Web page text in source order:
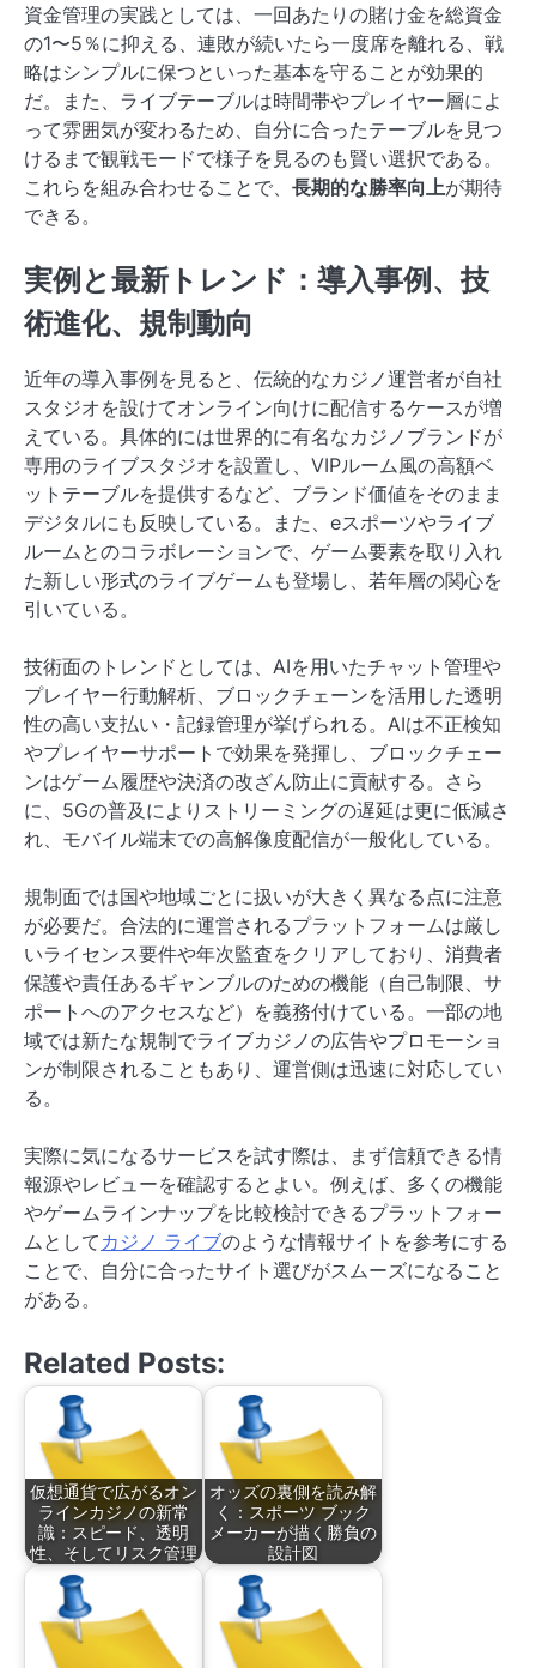
資金管理の実践としては、一回あたりの賭け金を総資金
の1〜5％に抑える、連敗が続いたら一度席を離れる、戦
略はシンプルに保つといった基本を守ることが効果的
だ。また、ライブテーブルは時間帯やプレイヤー層によ
って雰囲気が変わるため、自分に合ったテーブルを見つ
けるまで観戦モードで様子を見るのも賢い選択である。
これらを組み合わせることで、 長期的な勝率向上が期待
できる。
実例と最新トレンド：導入事例、技
術進化、規制動向
近年の導入事例を見ると、伝統的なカジノ運営者が自社
スタジオを設けてオンライン向けに配信するケースが増
えている。具体的には世界的に有名なカジノブランドが
専用のライブスタジオを設置し、VIPルーム風の高額ベ
ットテーブルを提供するなど、ブランド価値をそのまま
デジタルにも反映している。また、eスポーツやライブ
ルームとのコラボレーションで、ゲーム要素を取り入れ
た新しい形式のライブゲームも登場し、若年層の関心を
引いている。
技術面のトレンドとしては、AIを用いたチャット管理や
プレイヤー行動解析、ブロックチェーンを活用した透明
性の高い支払い・記録管理が挙げられる。AIは不正検知
やプレイヤーサポートで効果を発揮し、ブロックチェー
ンはゲーム履歴や決済の改ざん防止に貢献する。さら
に、5Gの普及によりストリーミングの遅延は更に低減さ
れ、モバイル端末での高解像度配信が一般化している。
規制面では国や地域ごとに扱いが大きく異なる点に注意
が必要だ。合法的に運営されるプラットフォームは厳し
いライセンス要件や年次監査をクリアしており、消費者
保護や責任あるギャンブルのための機能（自己制限、サ
ポートへのアクセスなど）を義務付けている。一部の地
域では新たな規制でライブカジノの広告やプロモーショ
ンが制限されることもあり、運営側は迅速に対応してい
る。
実際に気になるサービスを試す際は、まず信頼できる情
報源やレビューを確認するとよい。例えば、多くの機能
やゲームラインナップを比較検討できるプラットフォー
ムとして カジノ ライブのような情報サイトを参考にする
ことで、自分に合ったサイト選びがスムーズになること
がある。
Related Posts:
仮想通貨で広がるオン
ラインカジノの新常
識：スピード、透明
性、そしてリスク管理
オッズの裏側を読み解
く：スポーツ ブック
メーカーが描く勝負の
設計図